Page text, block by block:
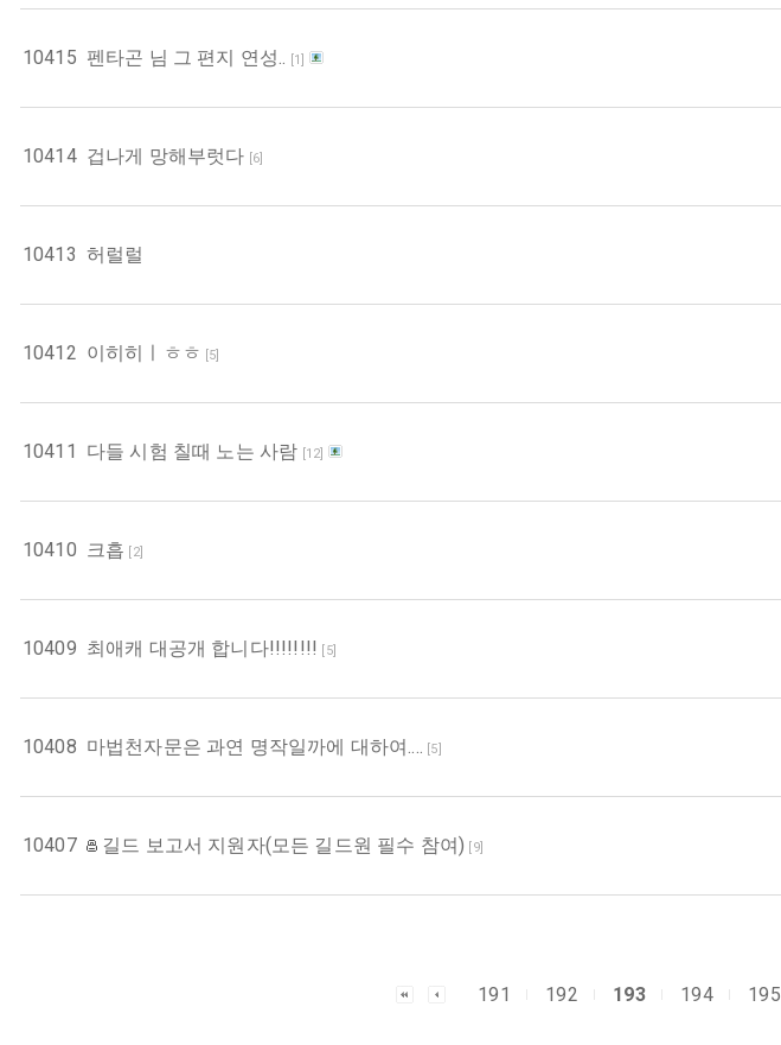
10415 펜타곤 님 그 편지 연성.. [1]
10414 겁나게 망해부럿다 [6]
10413 허럴럴
10412 이히히ㅣㅎㅎ [5]
10411 다들 시험 칠때 노는 사람 [12]
10410 크흡 [2]
10409 최애캐 대공개 합니다!!!!!!!! [5]
10408 마법천자문은 과연 명작일까에 대하여.... [5]
10407 길드 보고서 지원자(모든 길드원 필수 참여) [9]
191 192 193 194 195